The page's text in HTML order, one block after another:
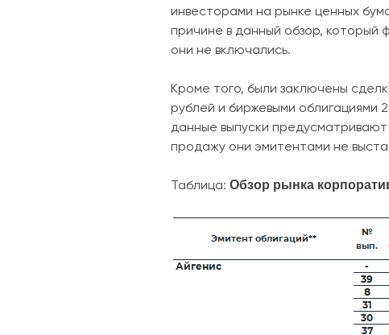
инвесторами на рынке ценных
причине в данный обзор, который
они не включались.
Кроме того, были заключены
рублей и биржевыми облигациями
данные выпуски
продажу они эмитентами не
Таблица: Обзор рынка